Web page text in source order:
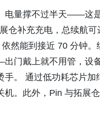
电量撑不过半天——这
仓补充充电，总续航
然能到接近 70 分钟
门戴上就不用管，设
手。 通过低功耗芯片
机。此外，Pin 与拓展